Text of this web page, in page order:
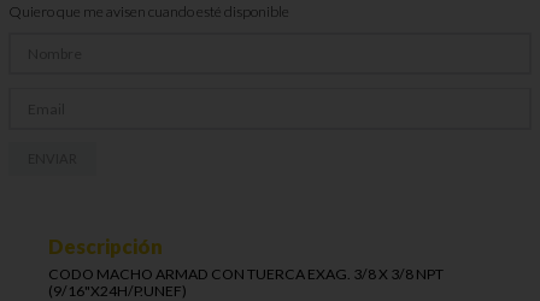
Quiero que me avisen cuando esté disponible
Descripción
CODO MACHO ARMAD CON TUERCA EXAG. 3/8 X 3/8 NPT
(9/16"X24H/P.UNEF)